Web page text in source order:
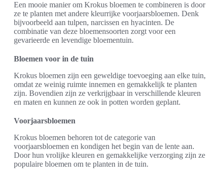
Een mooie manier om Krokus bloemen te combineren is door
ze te planten met andere kleurrijke voorjaarsbloemen. Denk
bijvoorbeeld aan tulpen, narcissen en hyacinten. De
combinatie van deze bloemensoorten zorgt voor een
gevarieerde en levendige bloementuin.
Bloemen voor in de tuin
Krokus bloemen zijn een geweldige toevoeging aan elke tuin,
omdat ze weinig ruimte innemen en gemakkelijk te planten
zijn. Bovendien zijn ze verkrijgbaar in verschillende kleuren
en maten en kunnen ze ook in potten worden geplant.
Voorjaarsbloemen
Krokus bloemen behoren tot de categorie van
voorjaarsbloemen en kondigen het begin van de lente aan.
Door hun vrolijke kleuren en gemakkelijke verzorging zijn ze
populaire bloemen om te planten in de tuin.